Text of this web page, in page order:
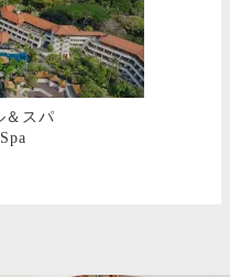
ビーチ リゾー